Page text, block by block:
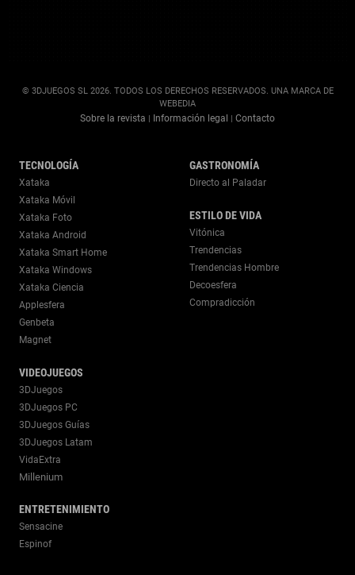
© 3DJUEGOS SL 2026. TODOS LOS DERECHOS RESERVADOS. UNA MARCA DE
WEBEDIA
Sobre la revista | Información legal | Contacto
TECNOLOGÍA
Xataka
Xataka Móvil
Xataka Foto
Xataka Android
Xataka Smart Home
Xataka Windows
Xataka Ciencia
Applesfera
Genbeta
Magnet
VIDEOJUEGOS
3DJuegos
3DJuegos PC
3DJuegos Guías
3DJuegos Latam
VidaExtra
Millenium
ENTRETENIMIENTO
Sensacine
Espinof
GASTRONOMÍA
Directo al Paladar
ESTILO DE VIDA
Vitónica
Trendencias
Trendencias Hombre
Decoesfera
Compradicción